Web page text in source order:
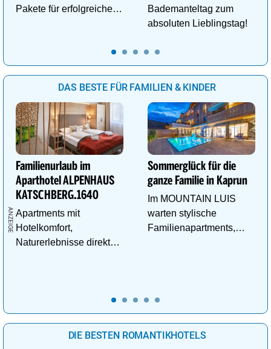
Pakete für erfolgreiche
Bademanteltag zum
absoluten Lieblingstag!
DAS BESTE FÜR FAMILIEN & KINDER
Familienurlaub im
Aparthotel ALPENHAUS
KATSCHBERG.1640
Apartments mit
Hotelkomfort,
Naturerlebnisse direkt
Sommerglück für die
ganze Familie in Kaprun
Im MOUNTAIN LUIS
warten stylische
Familienapartments,
DIE BESTEN ROMANTIKHOTELS